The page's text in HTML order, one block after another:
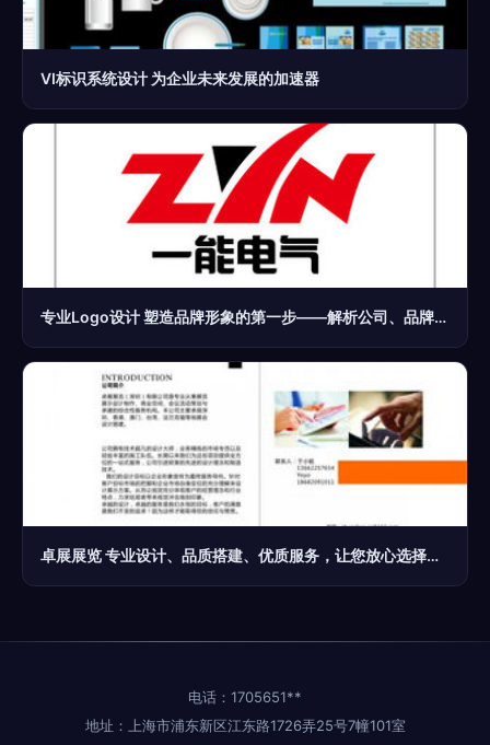
VI标识系统设计 为企业未来发展的加速器
专业Logo设计 塑造品牌形象的第一步——解析公司、品牌与企业标志设计的关键
卓展展览 专业设计、品质搭建、优质服务，让您放心选择的专业设计服务商
电话：1705651**
地址：上海市浦东新区江东路1726弄25号7幢101室